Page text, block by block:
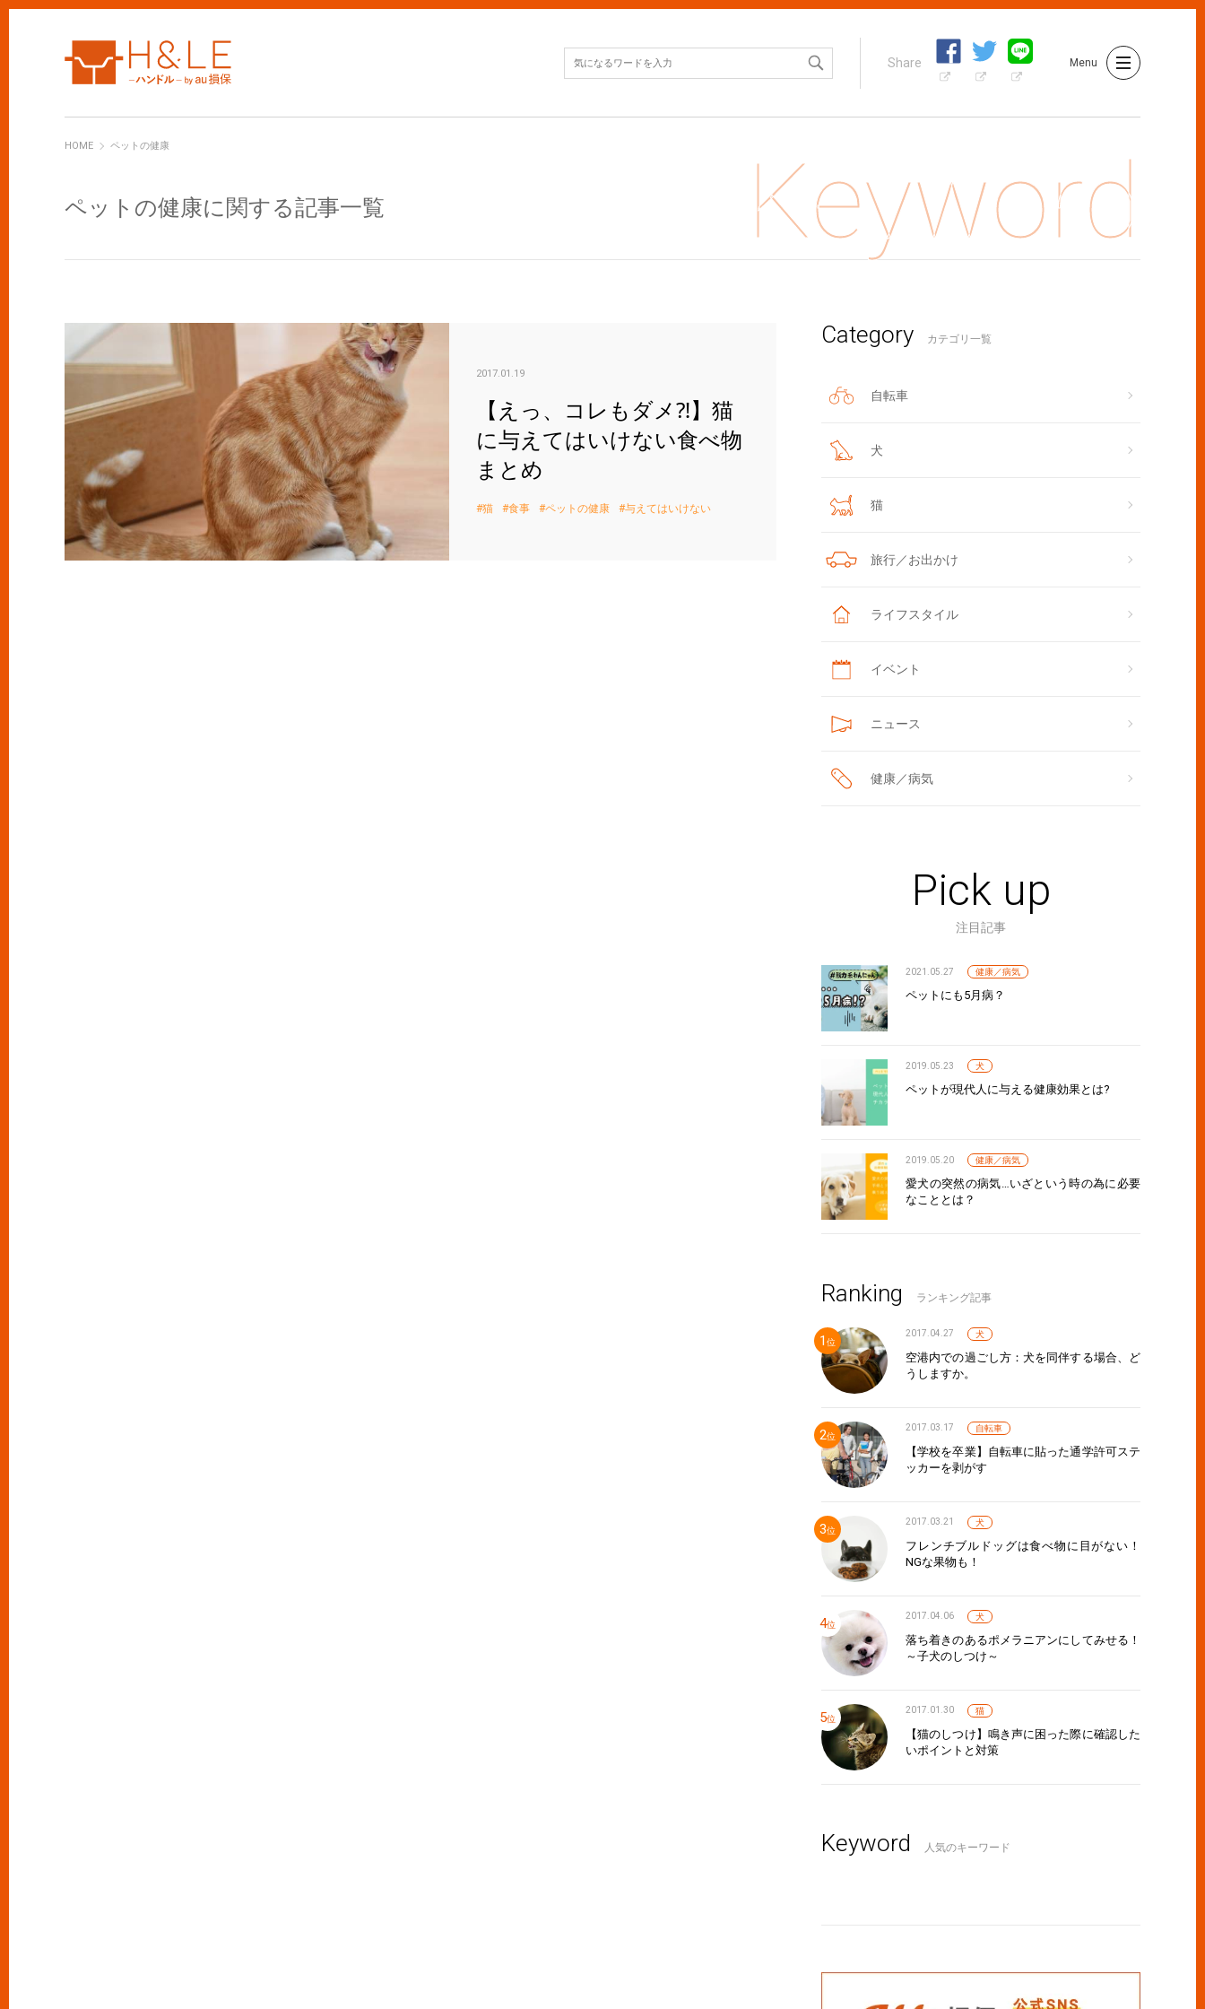
Share Menu
HOMEH&LEペットの健康
ペットの健康に関する記事一覧
【えっ、コレもダメ⁈】猫に与えてはいけない食べ物まとめ
2017.01.19
【えっ、コレもダメ⁈】猫
に与えてはいけない食べ物
まとめ
猫 食事 ペットの健康 与えてはいけない
Category カテゴリ一覧
自転車
犬
猫
旅行／お出かけ
ライフスタイル
イベント
ニュース
健康／病気
Pick up
注目記事
2021.05.27 健康／病気
ペットにも5月病？
2019.05.23 犬
ペットが現代人に与える健康効果とは?
2019.05.20 健康／病気
愛犬の突然の病気…いざという時の為に必要
なこととは？
Ranking ランキング記事
2017.04.27 犬
空港内での過ごし方：犬を同伴する場合、ど
うしますか。
2017.03.17 自転車
【学校を卒業】自転車に貼った通学許可ステ
ッカーを剥がす
2017.03.21 犬
フレンチブルドッグは食べ物に目がない！
NGな果物も！
2017.04.06 犬
落ち着きのあるポメラニアンにしてみせる！
～子犬のしつけ～
2017.01.30 猫
【猫のしつけ】鳴き声に困った際に確認した
いポイントと対策
Keyword 人気のキーワード